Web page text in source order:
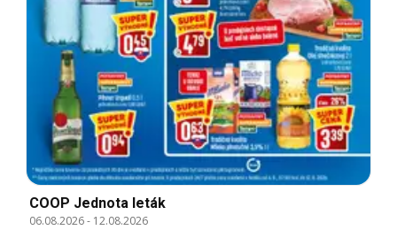
COOP Jednota leták
06.08.2026- 12.08.2026